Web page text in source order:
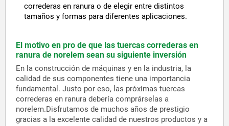
correderas en ranura o de elegir entre distintos
tamaños y formas para diferentes aplicaciones.
El motivo en pro de que las tuercas correderas en
ranura de norelem sean su siguiente inversión
En la construcción de máquinas y en la industria, la
calidad de sus componentes tiene una importancia
fundamental. Justo por eso, las próximas tuercas
correderas en ranura debería comprárselas a
norelem.Disfrutamos de muchos años de prestigio
gracias a la excelente calidad de nuestros productos y a